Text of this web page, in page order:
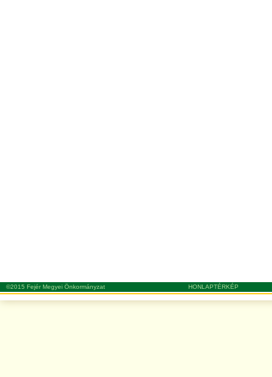
©2015 Fejér Megyei Önkormányzat HONLAPTÉRKÉP